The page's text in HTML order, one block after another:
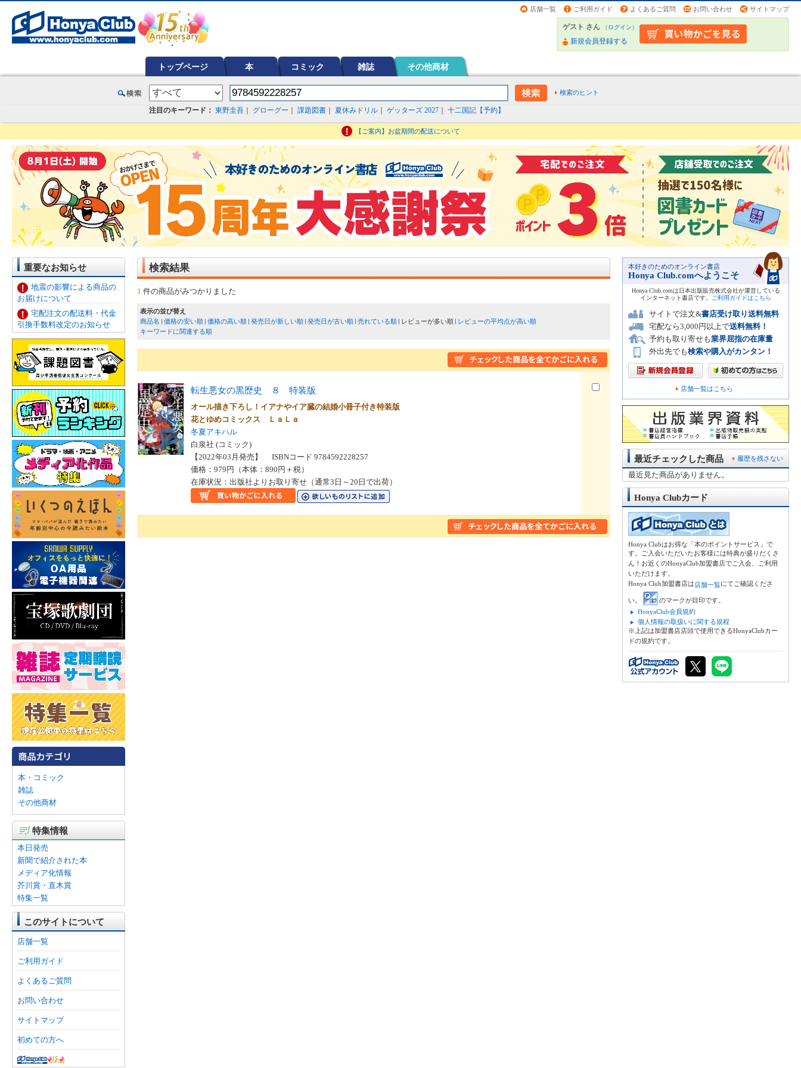
店舗一覧 ご利用ガイド よくあるご質問 お問い合わせ サイトマップ
ゲスト さん （ログイン）
新規会員登録する
トップページ 本 コミック 雑誌 その他商材
検索のヒント
注目のキーワード： 東野圭吾 グローグー 課題図書 夏休みドリル ゲッターズ 2027 十二国記【予約】
【ご案内】お盆期間の配送について
重要なお知らせ
地震の影響による商品の
お届けについて
宅配注文の配送料・代金
引換手数料改定のお知らせ
本・コミック
雑誌
その他商材
特集情報
本日発売
新聞で紹介された本
メディア化情報
芥川賞・直木賞
特集一覧
このサイトについて
店舗一覧
ご利用ガイド
よくあるご質問
お問い合わせ
サイトマップ
初めての方へ
検索結果
1 件の商品がみつかりました
表示の並び替え
商品名
価格の安い順 価格の高い順 発売日が新しい順 発売日が古い順 売れている順 レビューが多い順
レビューの平均点が高い順
キーワードに関連する順
転生悪女の黒歴史 ８ 特装版
オール描き下ろし！イアナやイア臓の結婚小冊子付き特装版
花とゆめコミックス ＬａＬａ
冬夏アキハル
白泉社 (コミック)
【2022年03月発売】 ISBNコード 9784592228257
価格：979円（本体：890円＋税）
在庫状況：出版社よりお取り寄せ（通常3日～20日で出荷）
本好きのためのオンライン書店
Honya Club.comへようこそ
Honya Club.comは日本出版販売株式会社が運営している
インターネット書店です。
ご利用ガイドはこちら
サイトで注文&書店受け取り送料無料
宅配なら3,000円以上で送料無料！
予約も取り寄せも業界屈指の在庫量
外出先でも検索や購入がカンタン！
店舗一覧はこちら
履歴を残さない
最近チェックした商品
最近見た商品がありません。
Honya Clubカード
Honya Clubはお得な「本のポイントサービス」で
す。ご入会いただいたお客様には特典が盛りだくさ
ん！お近くのHonyaClub加盟書店でご入会、ご利用
いただけます。
Honya Club加盟書店は店舗一覧にてご確認くださ
い。
のマークが目印です。
HonyaClub会員規約
個人情報の取扱いに関する規程
※上記は加盟書店店頭で使用できるHonyaClubカー
ドの規約です。